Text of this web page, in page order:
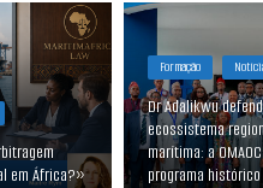
Porto
DO BANCO SUL-
DAS NOVAS
em África?»
Formação
Dr Adalikwu
ecossistema
marítima: a
programa